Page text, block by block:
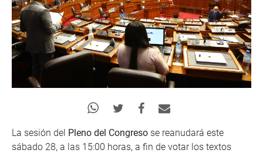
La sesión del Pleno del Congreso se reanudará este
sábado 28, a las 15:00 horas, a fin de votar los textos